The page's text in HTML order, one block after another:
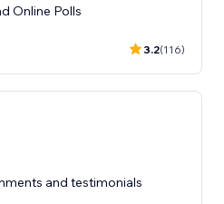
Online Polls
3.2(116)
and testimonials